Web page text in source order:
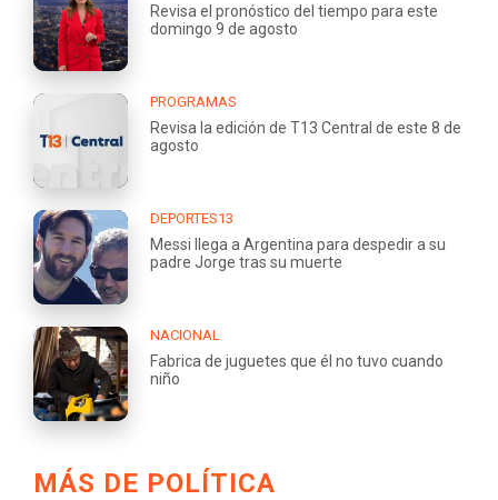
Revisa el pronóstico del tiempo para este
domingo 9 de agosto
PROGRAMAS
Revisa la edición de T13 Central de este 8 de
agosto
DEPORTES13
Messi llega a Argentina para despedir a su
padre Jorge tras su muerte
NACIONAL
Fabrica de juguetes que él no tuvo cuando
niño
MÁS DE POLÍTICA